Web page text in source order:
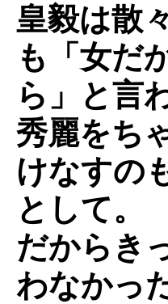
皇毅は散
も「女だ
ら」と言
秀麗をち
けなすの
として。
だからき
わなかっ